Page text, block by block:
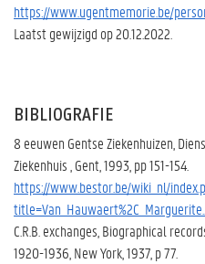
https://www.ugentmemorie.be/
Laatst gewijzigd op 20.12.2022.
BIBLIOGRAFIE
8 eeuwen Gentse Ziekenhuizen,
Ziekenhuis , Gent, 1993, pp 151-154.
https://www.bestor.be/wiki_nl/
title=Van_Hauwaert%2C_Marguerite...
C.R.B. exchanges, Biographical
1920-1936, New York, 1937, p 77.